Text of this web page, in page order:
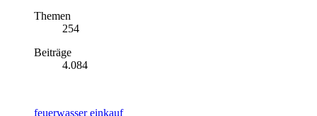
Themen
254
Beiträge
4.084
feuerwasser einkauf